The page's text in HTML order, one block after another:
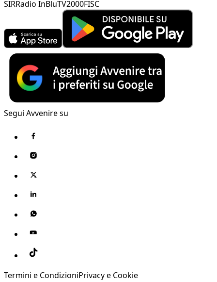
SIRRadio InBluTV2000FISC
Segui Avvenire su
Termini e CondizioniPrivacy e Cookie